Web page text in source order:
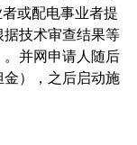
或配电事业者提
技术审查结果等
并网申请人随后
），之后启动施